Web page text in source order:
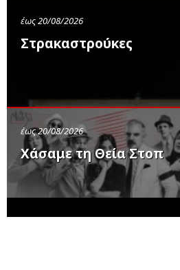
έως 20/08/2026
Στρακαστρούκες
έως 20/08/2026
Χάσαμε τη Θεία Στοπ